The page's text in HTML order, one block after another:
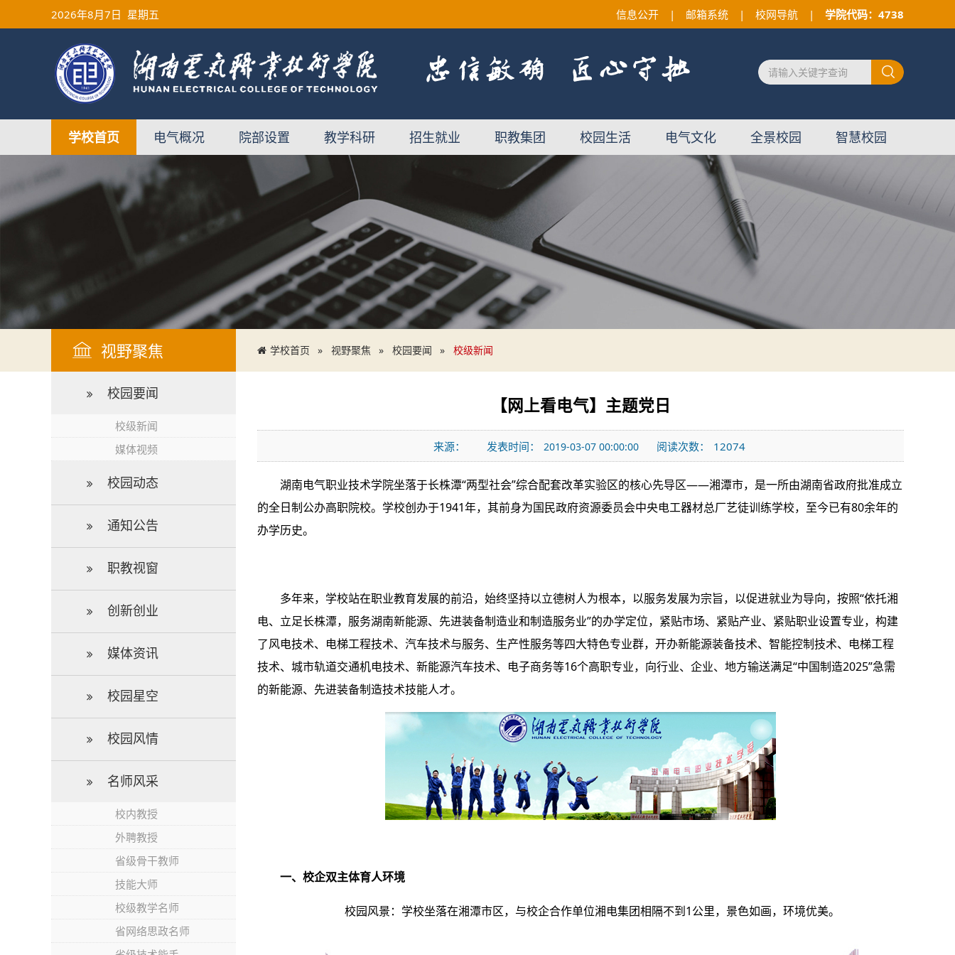
2026年8月7日 星期五 信息公开 | 邮箱系统 | 校网导航 | 学院代码：4738
学校首页 电气概况 院部设置 教学科研 招生就业 职教集团 校园生活 电气文化 全景校园 智慧校园
视野聚焦 学校首页 视野聚焦 校园要闻 校级新闻
校园要闻
校级新闻
媒体视频
校园动态
通知公告
职教视窗
创新创业
媒体资讯
校园星空
校园风情
名师风采
校内教授
外聘教授
省级骨干教师
技能大师
校级教学名师
省网络思政名师
【网上看电气】主题党日
来源： 发表时间： 2019-03-07 00:00:00 阅读次数： 12074
湖南电气职业技术学院坐落于长株潭“两型社会”综合配套改革实验区的核心先导区——湘潭市，是一所由湖南省政府批准成立
的全日制公办高职院校。学校创办于1941年，其前身为国民政府资源委员会中央电工器材总厂艺徒训练学校，至今已有80余年的
办学历史。
多年来，学校站在职业教育发展的前沿，始终坚持以立德树人为根本，以服务发展为宗旨，以促进就业为导向，按照“依托湘
电、立足长株潭，服务湖南新能源、先进装备制造业和制造服务业”的办学定位，紧贴市场、紧贴产业、紧贴职业设置专业，构建
了风电技术、电梯工程技术、汽车技术与服务、生产性服务等四大特色专业群，开办新能源装备技术、智能控制技术、电梯工程
技术、城市轨道交通机电技术、新能源汽车技术、电子商务等16个高职专业，向行业、企业、地方输送满足“中国制造2025”急需
的新能源、先进装备制造技术技能人才。
一、校企双主体育人环境
校园风景：学校坐落在湘潭市区，与校企合作单位湘电集团相隔不到1公里，景色如画，环境优美。